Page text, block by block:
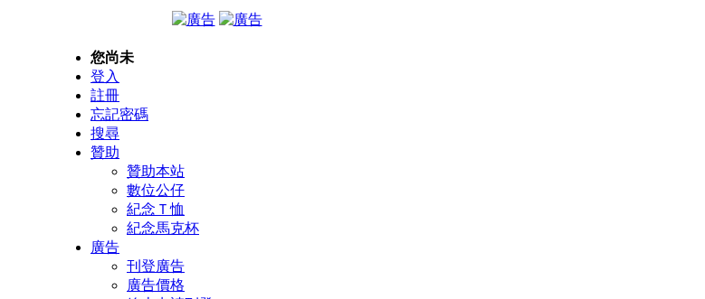
您尚未
登入
註冊
忘記密碼
搜尋
贊助
贊助本站
數位公仔
紀念Ｔ恤
紀念馬克杯
廣告
刊登廣告
廣告價格